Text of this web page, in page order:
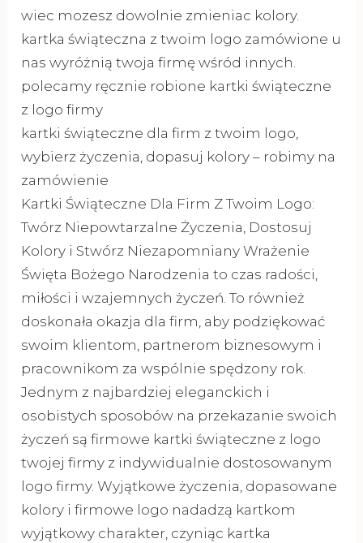
wiec mozesz dowolnie zmieniac kolory.
kartka świąteczna z twoim logo zamówione u
nas wyróżnią twoja firmę wśród innych.
polecamy ręcznie robione kartki świąteczne
z logo firmy
kartki świąteczne dla firm z twoim logo,
wybierz życzenia, dopasuj kolory – robimy na
zamówienie
Kartki Świąteczne Dla Firm Z Twoim Logo:
Twórz Niepowtarzalne Życzenia, Dostosuj
Kolory i Stwórz Niezapomniany Wrażenie
Święta Bożego Narodzenia to czas radości,
miłości i wzajemnych życzeń. To również
doskonała okazja dla firm, aby podziękować
swoim klientom, partnerom biznesowym i
pracownikom za wspólnie spędzony rok.
Jednym z najbardziej eleganckich i
osobistych sposobów na przekazanie swoich
życzeń są firmowe kartki świąteczne z logo
twojej firmy z indywidualnie dostosowanym
logo firmy. Wyjątkowe życzenia, dopasowane
kolory i firmowe logo nadadzą kartkom
wyjątkowy charakter, czyniąc kartka